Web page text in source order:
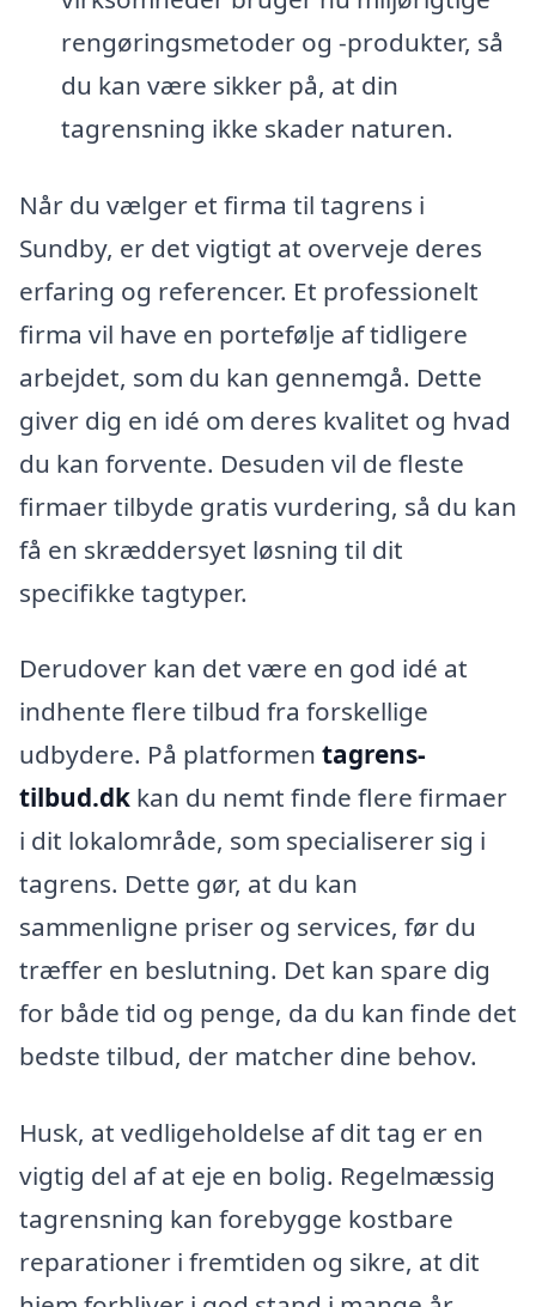
rengøringsmetoder og -produkter, så
du kan være sikker på, at din
tagrensning ikke skader naturen.
Når du vælger et firma til tagrens i
Sundby, er det vigtigt at overveje deres
erfaring og referencer. Et professionelt
firma vil have en portefølje af tidligere
arbejdet, som du kan gennemgå. Dette
giver dig en idé om deres kvalitet og hvad
du kan forvente. Desuden vil de fleste
firmaer tilbyde gratis vurdering, så du kan
få en skræddersyet løsning til dit
specifikke tagtyper.
Derudover kan det være en god idé at
indhente flere tilbud fra forskellige
udbydere. På platformen tagrens-
tilbud.dk kan du nemt finde flere firmaer
i dit lokalområde, som specialiserer sig i
tagrens. Dette gør, at du kan
sammenligne priser og services, før du
træffer en beslutning. Det kan spare dig
for både tid og penge, da du kan finde det
bedste tilbud, der matcher dine behov.
Husk, at vedligeholdelse af dit tag er en
vigtig del af at eje en bolig. Regelmæssig
tagrensning kan forebygge kostbare
reparationer i fremtiden og sikre, at dit